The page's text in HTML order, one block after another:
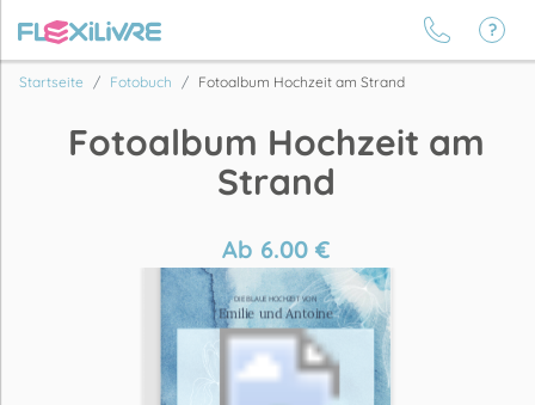
Startseite Fotobuch Fotoalbum Hochzeit am Strand
Fotoalbum Hochzeit am
Strand
Ab 6.00 €